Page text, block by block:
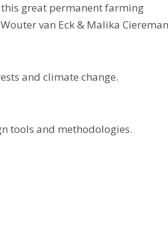
great permanent farming
van Eck & Malika
and climate change.
tools and methodologies.